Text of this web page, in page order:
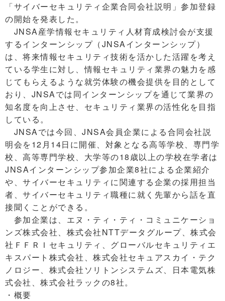
「サイバーセキュリティ企業合同会社説明」参加登録
の開始を発表した。
JNSA産学情報セキュリティ人材育成検討会が支援
するインターンシップ（JNSAインターンシップ）
は、将来情報セキュリティ技術を活かした活躍を考え
ている学生に対し、情報セキュリティ業界の魅力を感
じてもらえるような就労体験の機会提供を目的として
おり、JNSAでは同インターンシップを通じて業界の
知名度を向上させ、セキュリティ業界の活性化を目指
している。
JNSAでは今回、JNSA会員企業による合同会社説
明会を12月14日に開催、対象となる高等学校、専門学
校、高等専門学校、大学等の18歳以上の学校在学者は
JNSAインターンシップ参加企業8社による企業紹介
や、サイバーセキュリティに関連する企業の採用担当
者、サイバーセキュリティ職種に就く先輩から話を直
接聞くことができる。
参加企業は、エヌ・ティ・ティ・コミュニケーショ
ンズ株式会社、株式会社NTTデータグループ、株式会
社ＦＦＲＩセキュリティ、グローバルセキュリティエ
キスパート株式会社、株式会社セキュアスカイ・テク
ノロジー、株式会社ソリトンシステムズ、日本電気株
式会社、株式会社ラックの8社。
・概要